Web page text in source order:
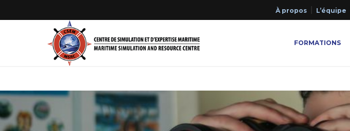
À propos L’équipe
FORMATIONS